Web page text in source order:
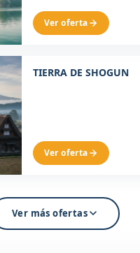
Ver oferta
TIERRA DE SHOGUN
Ver oferta
Ver más ofertas